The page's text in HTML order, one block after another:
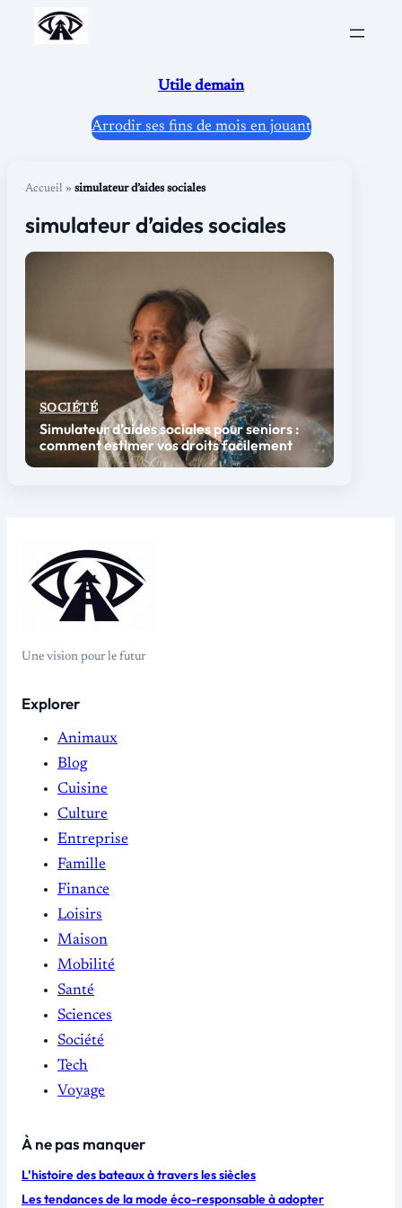
Aller
Utile demain
Arrodir ses fins de mois en jouant
Accueil » simulateur d’aides sociales
simulateur d’aides sociales
SOCIÉTÉ
Simulateur d’aides sociales pour seniors :
comment estimer vos droits facilement
Une vision pour le futur
Explorer
Animaux
Blog
Cuisine
Culture
Entreprise
Famille
Finance
Loisirs
Maison
Mobilité
Santé
Sciences
Société
Tech
Voyage
À ne pas manquer
L’histoire des bateaux à travers les siècles
Les tendances de la mode éco-responsable à adopter